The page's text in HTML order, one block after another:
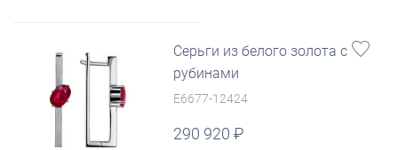
Серьги из белого золота с
рубинами
E6677-12424
290 920